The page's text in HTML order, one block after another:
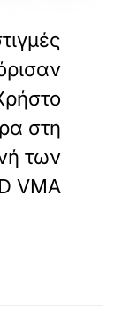
στη
των
VMA